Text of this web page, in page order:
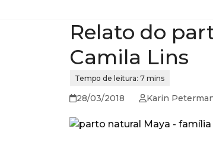
Relato do
Camila Lins
28/03/2018 Karin